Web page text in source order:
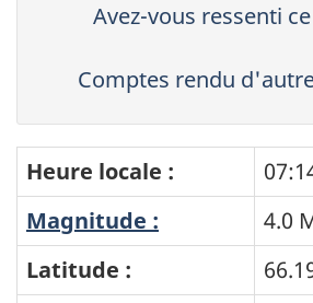
Avez-vous ressenti
Comptes rendu
Heure locale :
Magnitude :
4.0
Latitude :